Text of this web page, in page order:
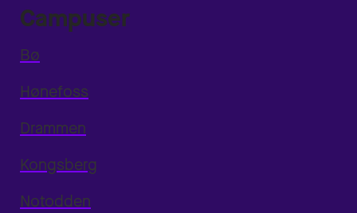
Campuser
Bø
Hønefoss
Drammen
Kongsberg
Notodden